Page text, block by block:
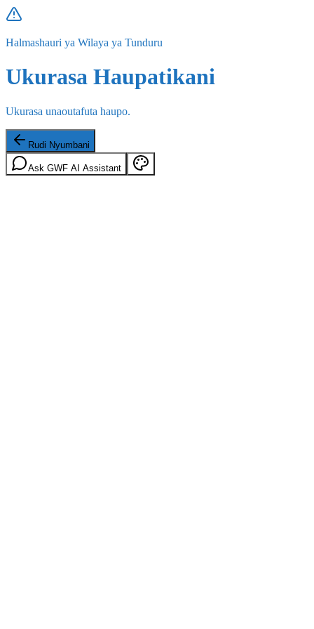
Halmashauri ya Wilaya ya Tunduru
Ukurasa Haupatikani
Ukurasa unaoutafuta haupo.
Rudi Nyumbani
Ask GWF AI Assistant